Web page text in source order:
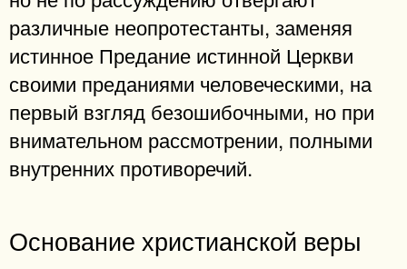
различные неопротестанты, заменяя
истинное Предание истинной Церкви
своими преданиями человеческими, на
первый взгляд безошибочными, но при
внимательном рассмотрении, полными
внутренних противоречий.
Основание христианской веры